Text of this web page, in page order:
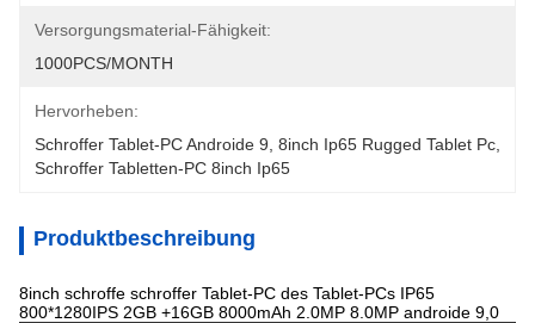
Versorgungsmaterial-Fähigkeit:
1000PCS/MONTH
Hervorheben:
Schroffer Tablet-PC Androide 9 8inch Ip65 Rugged Tablet Pc
Schroffer Tabletten-PC 8inch Ip65
Produktbeschreibung
8inch schroffe schroffer Tablet-PC des Tablet-PCs IP65
800*1280IPS 2GB +16GB 8000mAh 2.0MP 8.0MP androide 9,0